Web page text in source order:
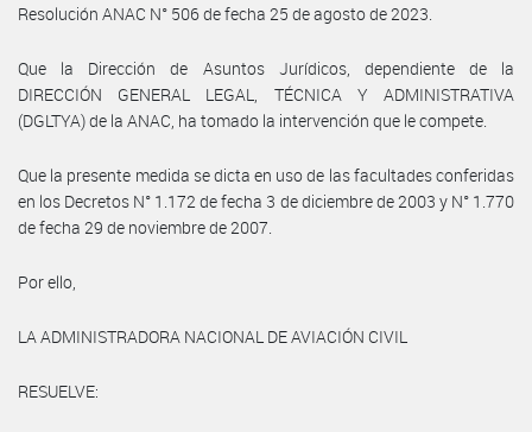
Resolución ANAC N° 506 de fecha 25 de agosto de 2023.
Que la Dirección de Asuntos Jurídicos, dependiente de la
DIRECCIÓN GENERAL LEGAL, TÉCNICA Y ADMINISTRATIVA
(DGLTYA) de la ANAC, ha tomado la intervención que le compete.
Que la presente medida se dicta en uso de las facultades conferidas
en los Decretos N° 1.172 de fecha 3 de diciembre de 2003 y N° 1.770
de fecha 29 de noviembre de 2007.
Por ello,
LA ADMINISTRADORA NACIONAL DE AVIACIÓN CIVIL
RESUELVE: